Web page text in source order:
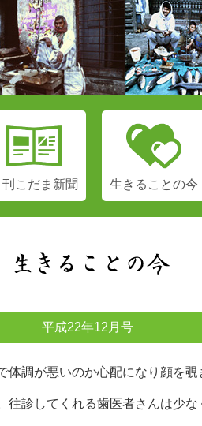
こだま新聞 生きる ことの今
平成22年12月号
体調が悪いのか心配になり顔を覗
往診してくれる歯医者さんは少な